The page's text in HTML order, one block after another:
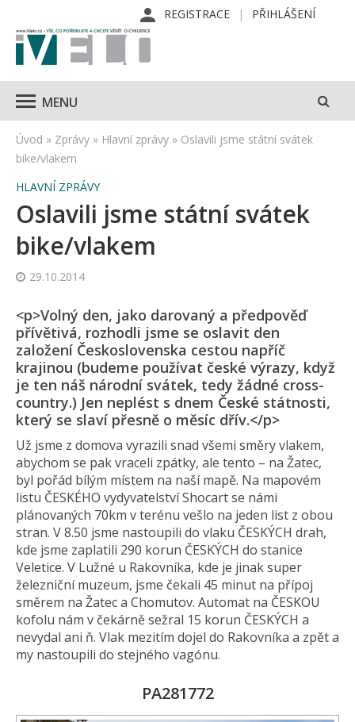
REGISTRACE PŘIHLÁŠENÍ
MENU
Úvod » Zprávy » Hlavní zprávy » Oslavili jsme státní svátek
bike/vlakem
HLAVNÍ ZPRÁVY
Oslavili jsme státní svátek
bike/vlakem
29.10.2014
<p>Volný den, jako darovaný a předpověď
přívětivá, rozhodli jsme se oslavit den
založení Československa cestou napříč
krajinou (budeme používat české výrazy, když
je ten náš národní svátek, tedy žádné cross-
country.) Jen neplést s dnem České státnosti,
který se slaví přesně o měsíc dřív.</p>
Už jsme z domova vyrazili snad všemi směry vlakem,
abychom se pak vraceli zpátky, ale tento – na Žatec,
byl pořád bílým místem na naší mapě. Na mapovém
listu ČESKÉHO vydyvatelství Shocart se námi
plánovaných 70km v terénu vešlo na jeden list z obou
stran. V 8.50 jsme nastoupili do vlaku ČESKÝCH drah,
kde jsme zaplatili 290 korun ČESKÝCH do stanice
Veletice. V Lužné u Rakovníka, kde je jinak super
železniční muzeum, jsme čekali 45 minut na přípoj
směrem na Žatec a Chomutov. Automat na ČESKOU
kofolu nám v čekárně sežral 15 korun ČESKÝCH a
nevydal ani ň. Vlak mezitím dojel do Rakovníka a zpět a
my nastoupili do stejného vagónu.
PA281772